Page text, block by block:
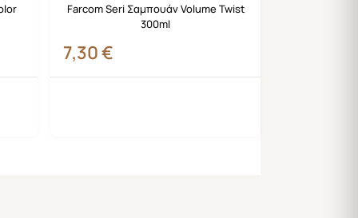
Farcom Seri Σαμπουάν Volume Twist
300ml
7,30€